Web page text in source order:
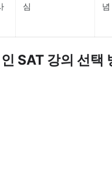
심
SAT 강의 선택